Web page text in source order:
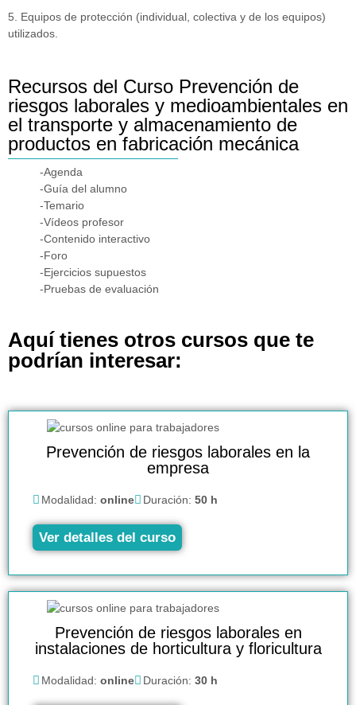
5. Equipos de protección (individual, colectiva y de los equipos)
utilizados.
Recursos del Curso Prevención de
riesgos laborales y medioambientales en
el transporte y almacenamiento de
productos en fabricación mecánica
-Agenda
-Guía del alumno
-Temario
-Vídeos profesor
-Contenido interactivo
-Foro
-Ejercicios supuestos
-Pruebas de evaluación
Aquí tienes otros cursos que te
podrían interesar:
Prevención de riesgos laborales en la
empresa
Modalidad: online Duración: 50 h
Ver detalles del curso
Prevención de riesgos laborales en
instalaciones de horticultura y floricultura
Modalidad: online Duración: 30 h